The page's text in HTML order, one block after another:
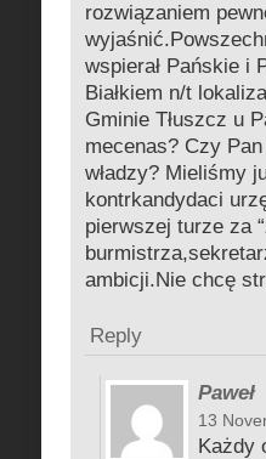
rozwiązaniem
wspierał Pańskie i
Białkiem n/t
Gminie Tłuszcz u
mecenas? Czy
władzy? Mieliśmy
kontrkandydaci
pierwszej turze za
ambicji.Nie chcę
Reply
Paweł
13
Każdy